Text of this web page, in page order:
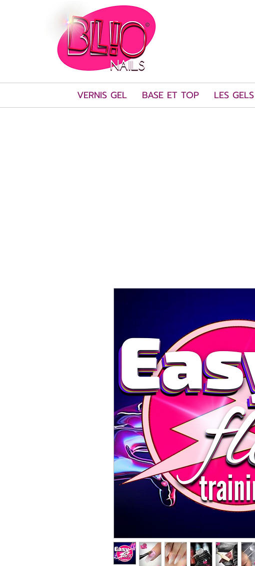
VERNIS GEL BASE ET TOP LES GELS